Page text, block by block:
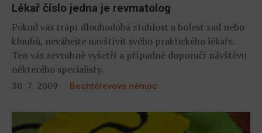
Lékař číslo jedna je revmatolog
Pokud vás trápí dlouhodobá ztuhlost a bolest zad nebo
kloubů, neváhejte navštívit svého praktického lékaře.
Ten vás zevrubně vyšetří a případně doporučí návštěvu
některého specialisty.
30. 7. 2009 Bechtěrevova nemoc